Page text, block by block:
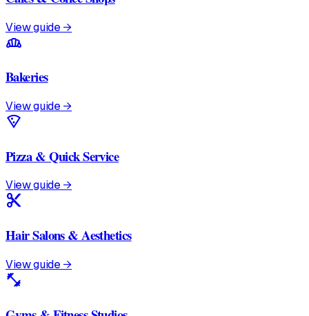
View guide →
bakery_dining
Bakeries
View guide →
local_pizza
Pizza & Quick Service
View guide →
content_cut
Hair Salons & Aesthetics
View guide →
fitness_center